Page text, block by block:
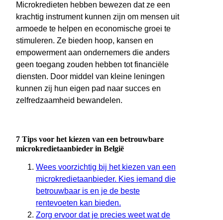
Microkredieten hebben bewezen dat ze een
krachtig instrument kunnen zijn om mensen uit
armoede te helpen en economische groei te
stimuleren. Ze bieden hoop, kansen en
empowerment aan ondernemers die anders
geen toegang zouden hebben tot financiële
diensten. Door middel van kleine leningen
kunnen zij hun eigen pad naar succes en
zelfredzaamheid bewandelen.
7 Tips voor het kiezen van een betrouwbare
microkredietaanbieder in België
Wees voorzichtig bij het kiezen van een
microkredietaanbieder. Kies iemand die
betrouwbaar is en je de beste
rentevoeten kan bieden.
Zorg ervoor dat je precies weet wat de